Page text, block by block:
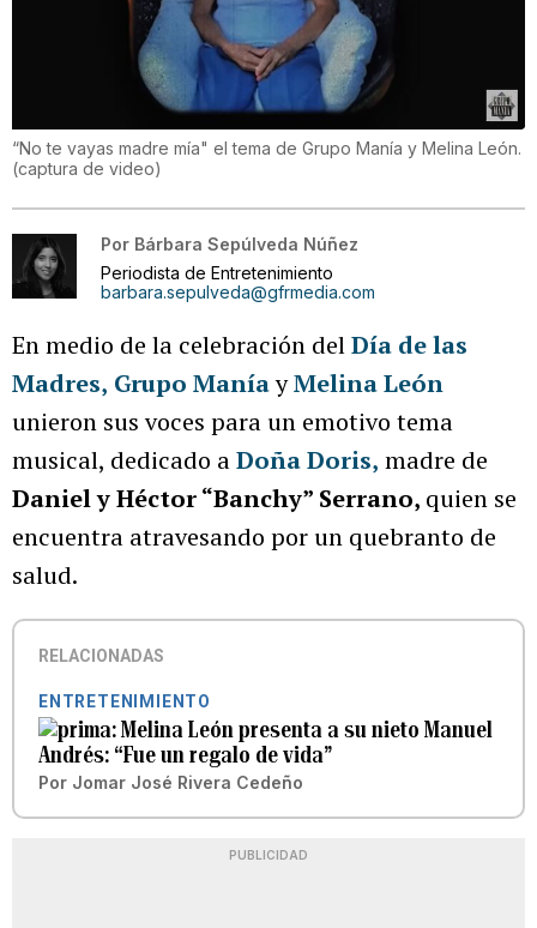
“No te vayas madre mía" el tema de Grupo Manía y Melina León.
(captura de video)
Por Bárbara Sepúlveda Núñez
Periodista de Entretenimiento
barbara.sepulveda@gfrmedia.com
En medio de la celebración delDía de las
Madres, Grupo ManíayMelina León
unieron sus voces para un emotivo tema
musical, dedicado aDoña Doris, madre de
Daniel y Héctor “Banchy” Serrano, quien se
encuentra atravesando por un quebranto de
salud.
RELACIONADAS
ENTRETENIMIENTO
Melina León presenta a su nieto Manuel
Andrés: “Fue un regalo de vida”
Por Jomar José Rivera Cedeño
PUBLICIDAD